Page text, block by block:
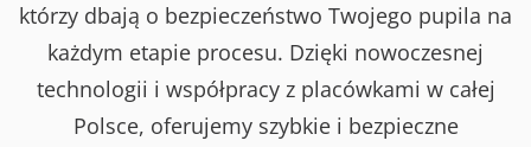
którzy dbają o bezpieczeństwo Twojego pupila na
każdym etapie procesu. Dzięki nowoczesnej
technologii i współpracy z placówkami w całej
Polsce, oferujemy szybkie i bezpieczne